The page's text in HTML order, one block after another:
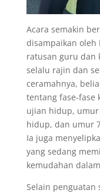
Acara semakin
disampaikan oleh
ratusan guru dan
selalu rajin dan
ceramahnya,
tentang fase-fase
ujian hidup,
hidup, dan umur
Ia juga
yang sedang
kemudahan
Selain